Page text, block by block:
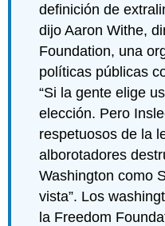
definición de
dijo Aaron Withe,
Foundation, una
políticas públicas
“Si la gente elige
elección. Pero
respetuosos de la
alborotadores
Washington como
vista”. Los
la Freedom